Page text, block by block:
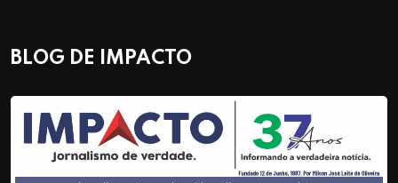
BLOG DE IMPACTO